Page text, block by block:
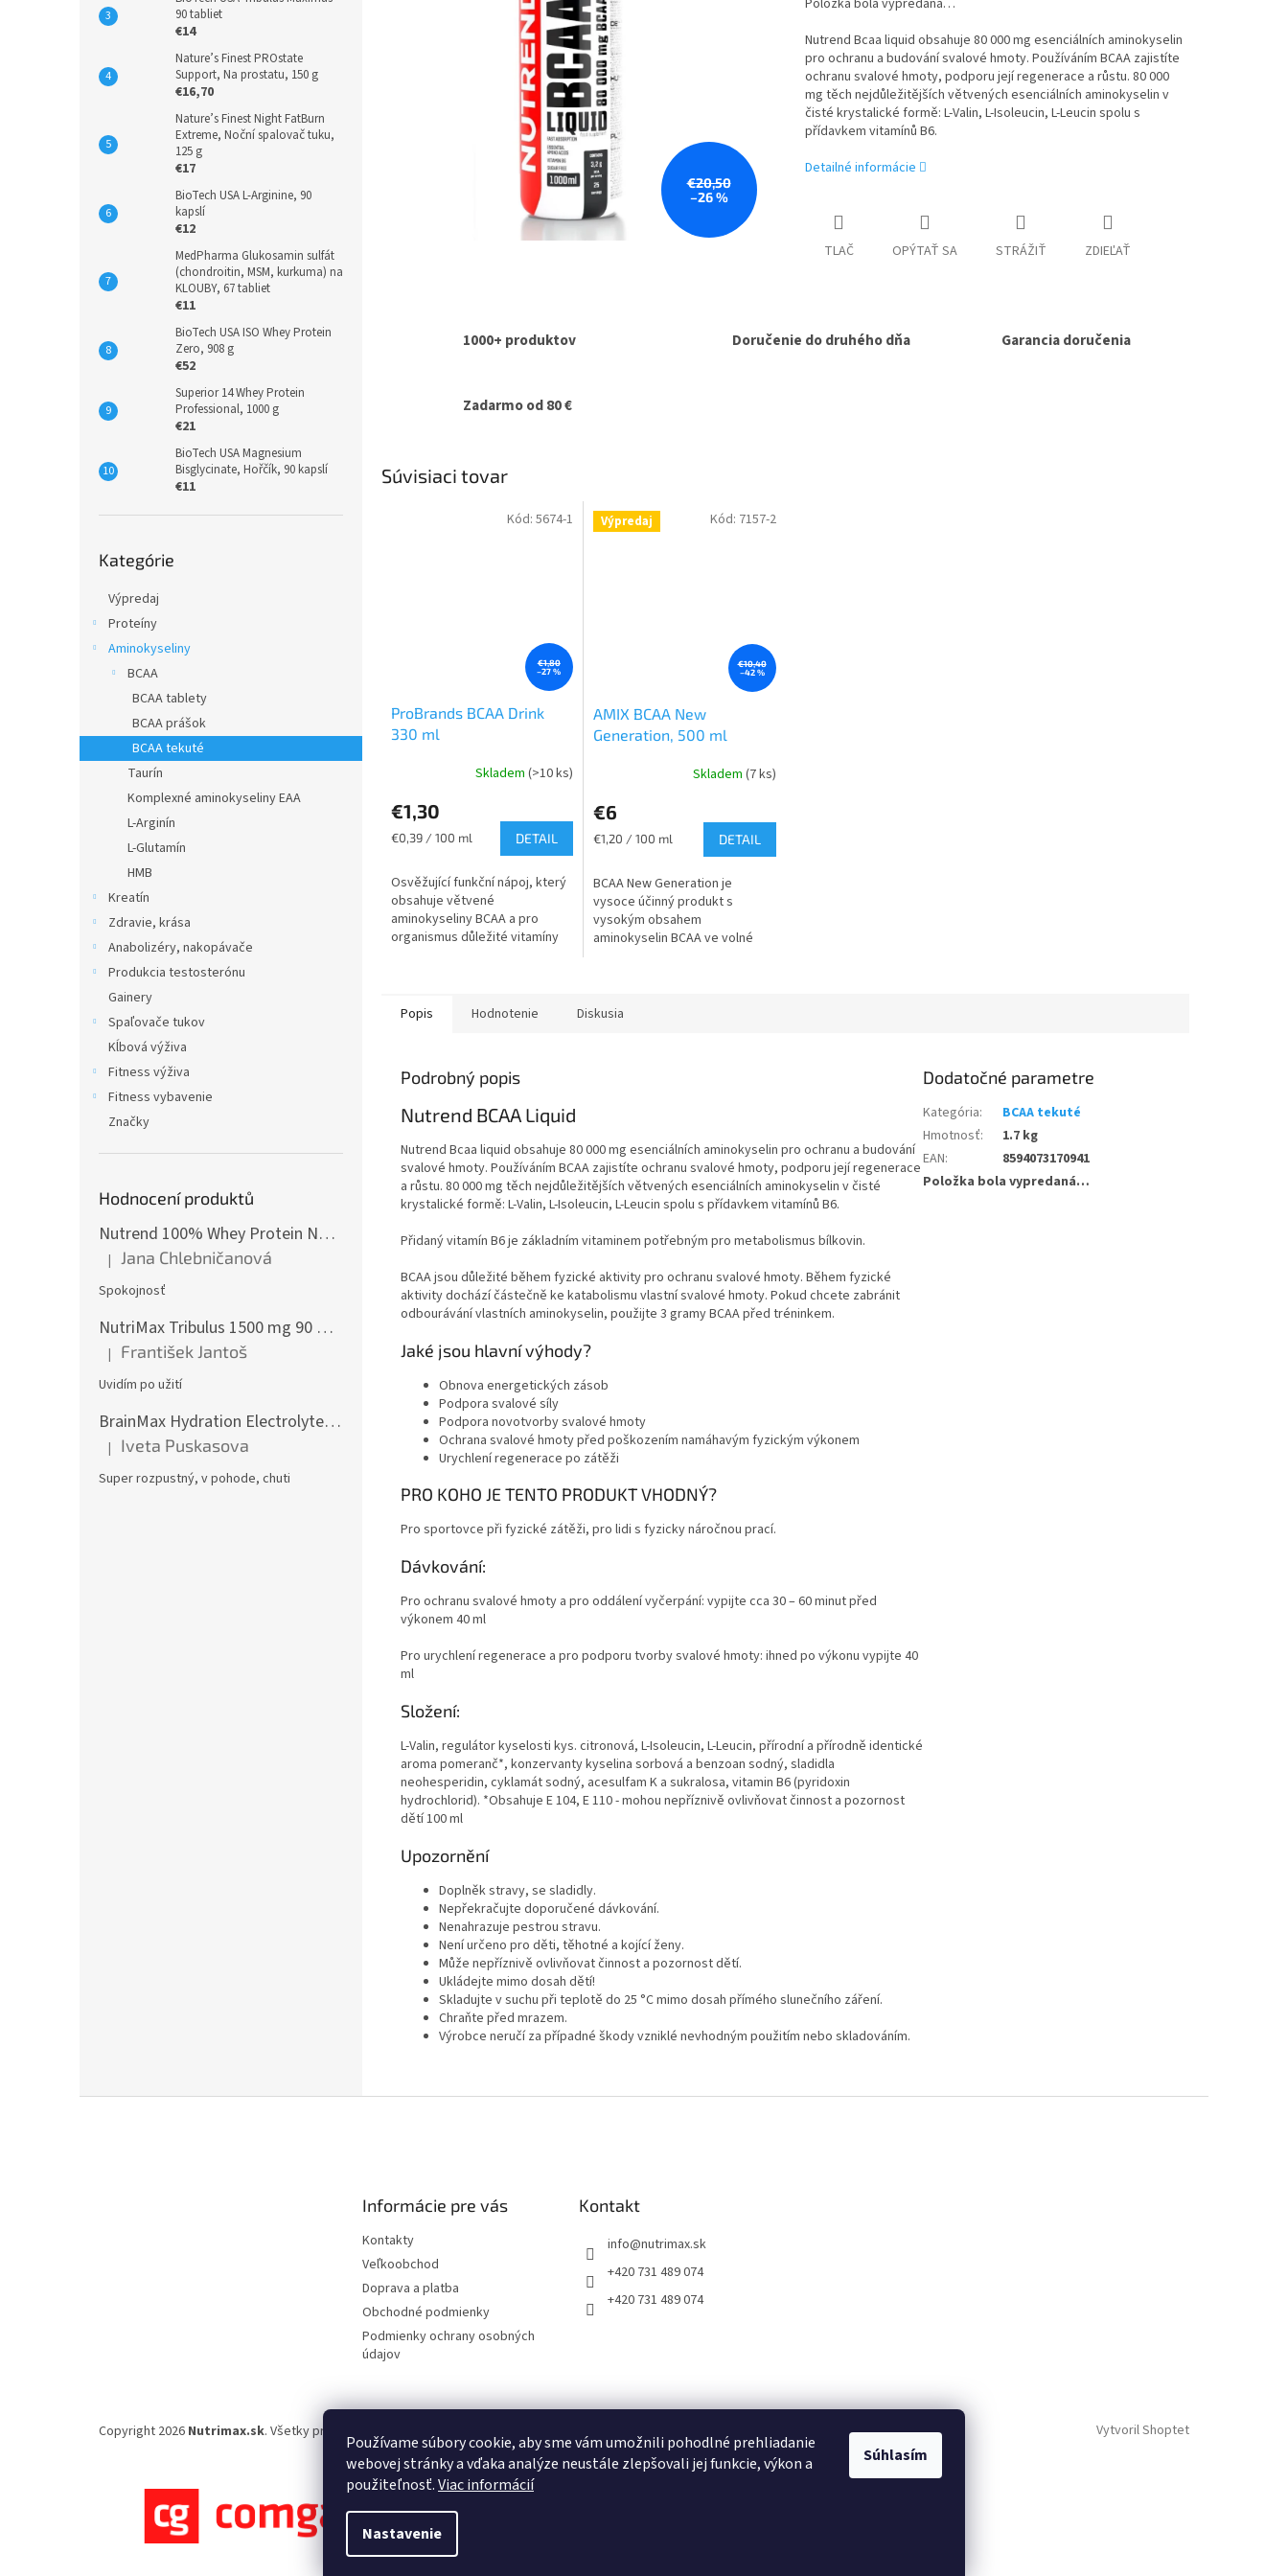
Používame súbory cookie, aby sme vám umožnili pohodlné prehliadanie
webovej stránky a vďaka analýze neustále zlepšovali jej funkcie, výkon a
použiteľnosť.Viac informácií
Nastavenie
Súhlasím
90 tabliet
€14
Nature’s Finest PROstate
Support, Na prostatu, 150 g
€16,70
Nature’s Finest Night FatBurn
Extreme, Noční spalovač tuku,
125 g
€17
BioTech USA L-Arginine, 90
kapslí
€12
MedPharma Glukosamin sulfát
(chondroitin, MSM, kurkuma) na
KLOUBY, 67 tabliet
€11
BioTech USA ISO Whey Protein
Zero, 908 g
€52
Superior 14 Whey Protein
Professional, 1000 g
€21
BioTech USA Magnesium
Bisglycinate, Hořčík, 90 kapslí
€11
kategórie
Kategórie
Výpredaj
Proteíny
Aminokyseliny
BCAA
BCAA tablety
BCAA prášok
BCAA tekuté
Taurín
Komplexné aminokyseliny EAA
L-Arginín
L-Glutamín
HMB
Kreatín
Zdravie, krása
Anabolizéry, nakopávače
Produkcia testosterónu
Gainery
Spaľovače tukov
Kĺbová výživa
Fitness výživa
Fitness vybavenie
Značky
Hodnocení produktů
Nutrend 100% Whey Protein NEW 2250 g
Hodnotenie produktu je 5 z 5 hviezdičiek.
| Jana Chlebničanová
Spokojnosť
NutriMax Tribulus 1500 mg 90 %, Kotvičník, Extra silný, 90 tablet
Hodnotenie produktu je 5 z 5 hviezdičiek.
| František Jantoš
Uvidím po užití
BrainMax Hydration Electrolytes, Hydratační elektrolyty, Citrón, 300 g
Hodnotenie produktu je 5 z 5 hviezdičiek.
| Iveta Puskasova
Super rozpustný, v pohode, chuti
€20,50
–26 %
Položka bola vypredaná…
Nutrend Bcaa liquid obsahuje 80 000 mg esenciálních aminokyselin
pro ochranu a budování svalové hmoty. Používáním BCAA zajistíte
ochranu svalové hmoty, podporu její regenerace a růstu. 80 000
mg těch nejdůležitějších větvených esenciálních aminokyselin v
čisté krystalické formě: L-Valin, L-Isoleucin, L-Leucin spolu s
přídavkem vitamínů B6.
Detailné informácie
TLAČ OPÝTAŤ SA STRÁŽIŤ ZDIEĽAŤ
1000+ produktov Doručenie do druhého dňa Garancia doručenia
Zadarmo od 80 €
Súvisiaci tovar
€1,80
–27 %
ProBrands BCAA Drink
330 ml
Skladem (>10 ks)
€1,30
Jednotková
€0,39 / 100 ml DETAIL
Osvěžující funkční nápoj, který
obsahuje větvené
aminokyseliny BCAA a pro
organismus důležité vitamíny
Kód: 5674-1 Výpredaj
€10,40
–42 %
AMIX BCAA New
Generation, 500 ml
Skladem (7 ks)
€6
Jednotková
€1,20 / 100 ml DETAIL
BCAA New Generation je
vysoce účinný produkt s
vysokým obsahem
aminokyselin BCAA ve volné
Kód: 7157-2
Popis Hodnotenie Diskusia
Podrobný popis
Nutrend BCAA Liquid
Nutrend Bcaa liquid obsahuje 80 000 mg esenciálních aminokyselin pro ochranu a budování
svalové hmoty. Používáním BCAA zajistíte ochranu svalové hmoty, podporu její regenerace
a růstu. 80 000 mg těch nejdůležitějších větvených esenciálních aminokyselin v čisté
krystalické formě: L-Valin, L-Isoleucin, L-Leucin spolu s přídavkem vitamínů B6.
Přidaný vitamín B6 je základním vitaminem potřebným pro metabolismus bílkovin.
BCAA jsou důležité během fyzické aktivity pro ochranu svalové hmoty. Během fyzické
aktivity dochází částečně ke katabolismu vlastní svalové hmoty. Pokud chcete zabránit
odbourávání vlastních aminokyselin, použijte 3 gramy BCAA před tréninkem.
Jaké jsou hlavní výhody?
Obnova energetických zásob
Podpora svalové síly
Podpora novotvorby svalové hmoty
Ochrana svalové hmoty před poškozením namáhavým fyzickým výkonem
Urychlení regenerace po zátěži
PRO KOHO JE TENTO PRODUKT VHODNÝ?
Pro sportovce při fyzické zátěži, pro lidi s fyzicky náročnou prací.
Dávkování:
Pro ochranu svalové hmoty a pro oddálení vyčerpání: vypijte cca 30 – 60 minut před
výkonem 40 ml
Pro urychlení regenerace a pro podporu tvorby svalové hmoty: ihned po výkonu vypijte 40
ml
Složení:
L-Valin, regulátor kyselosti kys. citronová, L-Isoleucin, L-Leucin, přírodní a přírodně identické
aroma pomeranč*, konzervanty kyselina sorbová a benzoan sodný, sladidla
neohesperidin, cyklamát sodný, acesulfam K a sukralosa, vitamin B6 (pyridoxin
hydrochlorid). *Obsahuje E 104, E 110 - mohou nepříznivě ovlivňovat činnost a pozornost
dětí 100 ml
Upozornění
Doplněk stravy, se sladidly.
Nepřekračujte doporučené dávkování.
Nenahrazuje pestrou stravu.
Není určeno pro děti, těhotné a kojící ženy.
Může nepříznivě ovlivňovat činnost a pozornost dětí.
Ukládejte mimo dosah dětí!
Skladujte v suchu při teplotě do 25 °C mimo dosah přímého slunečního záření.
Chraňte před mrazem.
Výrobce neručí za případné škody vzniklé nevhodným použitím nebo skladováním.
Dodatočné parametre
Kategória:
BCAA tekuté
Hmotnosť:
1.7 kg
EAN:
8594073170941
Položka bola vypredaná…
Informácie pre vás
Kontakty
Veľkoobchod
Doprava a platba
Obchodné podmienky
Podmienky ochrany osobných
údajov
Kontakt
info@nutrimax.sk
+420 731 489 074
+420 731 489 074
Vytvoril Shoptet
Copyright 2026 Nutrimax.sk. Všetky práva vyhradené.